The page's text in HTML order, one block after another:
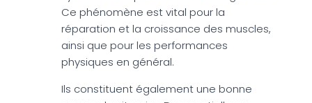
Ce phénomène est vital pour la
réparation et la croissance des muscles,
ainsi que pour les performances
physiques en général.
Ils constituent également une bonne